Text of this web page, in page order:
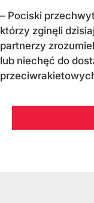
– Pociski
którzy zginęli
partnerzy
lub niechęć do